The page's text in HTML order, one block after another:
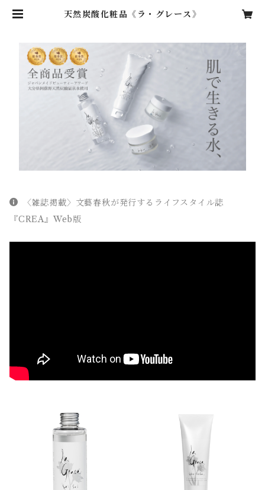
天然炭酸化粧品《ラ・グレース》
〈雑誌掲載〉文藝春秋が発行するライフスタイル誌
『CREA』Web版